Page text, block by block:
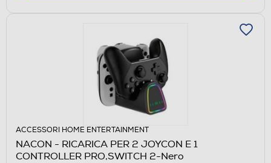
ACCESSORI HOME ENTERTAINMENT
NACON - RICARICA PER 2 JOYCON E 1
CONTROLLER PRO,SWITCH 2-Nero